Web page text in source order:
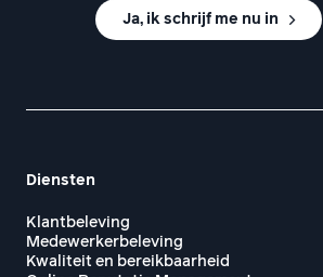
Ja, ik schrijf me nu in
Diensten
Klantbeleving
Medewerkerbeleving
Kwaliteit en bereikbaarheid